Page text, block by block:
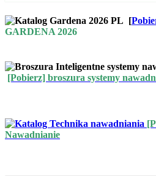
[
GARDENA 2026
[Pobierz] broszura systemy
Nawadnianie